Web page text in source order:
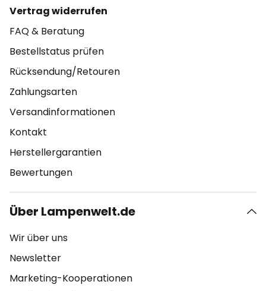
Vertrag widerrufen
FAQ & Beratung
Bestellstatus prüfen
Rücksendung/Retouren
Zahlungsarten
Versandinformationen
Kontakt
Herstellergarantien
Bewertungen
Über Lampenwelt.de
Wir über uns
Newsletter
Marketing-Kooperationen